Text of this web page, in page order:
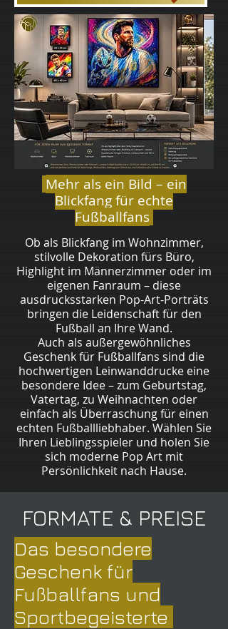
Mehr als ein Bild – ein
Blickfang für echte
Fußballfans
Ob als Blickfang im Wohnzimmer,
stilvolle Dekoration fürs Büro,
Highlight im Männerzimmer oder im
eigenen Fanraum – diese
ausdrucksstarken Pop-Art-Porträts
bringen die Leidenschaft für den
Fußball an Ihre Wand.
Auch als außergewöhnliches
Geschenk für Fußballfans sind die
hochwertigen Leinwanddrucke eine
besondere Idee – zum Geburtstag,
Vatertag, zu Weihnachten oder
einfach als Überraschung für einen
echten Fußballliebhaber. Wählen Sie
Ihren Lieblingsspieler und holen Sie
sich moderne Pop Art mit
Persönlichkeit nach Hause.
FORMATE & PREISE
Das besondere
Geschenk für
Fußballfans und
Sportbegeisterte